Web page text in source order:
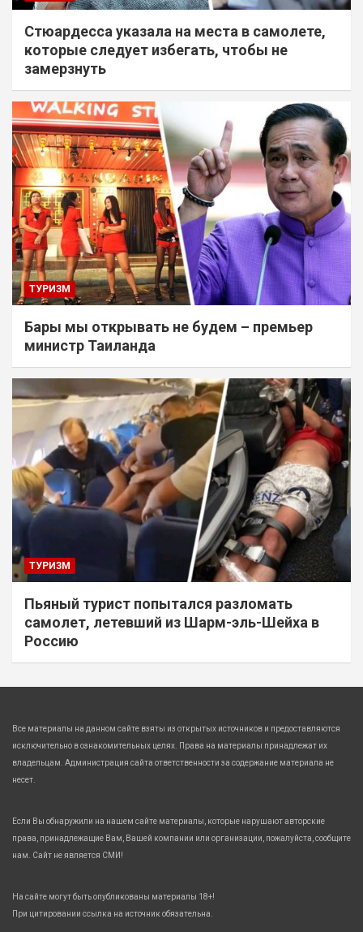
Стюардесса указала на места в самолете,
которые следует избегать, чтобы не
замерзнуть
ТУРИЗМ
Бары мы открывать не будем – премьер
министр Таиланда
ТУРИЗМ
Пьяный турист попытался разломать
самолет, летевший из Шарм-эль-Шейха в
Россию
Все материалы на данном сайте взяты из открытых источников и предоставляются
исключительно в ознакомительных целях. Права на материалы принадлежат их
владельцам. Администрация сайта ответственности за содержание материала не
несет.
Если Вы обнаружили на нашем сайте материалы, которые нарушают авторские
права, принадлежащие Вам, Вашей компании или организации, пожалуйста, сообщите
нам. Сайт не является СМИ!
На сайте могут быть опубликованы материалы 18+!
При цитировании ссылка на источник обязательна.